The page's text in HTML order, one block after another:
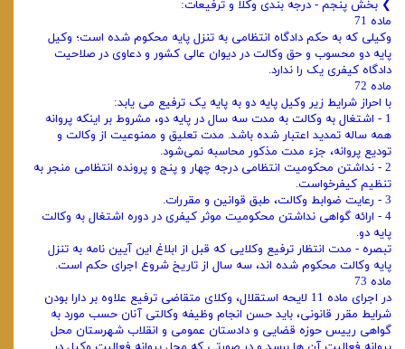
❯ بخش پنجم - درجه ‌بندی وکلا و ترفیعات:
ماده 71
وکیلی که به حکم دادگاه انتظامی به تنزل پایه محکوم شده است؛ وکیل
پایه دو محسوب و حق وکالت در دیوان عالی کشور و دعاوی در صلاحیت
دادگاه کیفری یک را ندارد.
ماده 72
با احراز شرایط زیر وکیل پایه دو به پایه یک ترفیع می یابد:
1 - اشتغال به وکالت به مدت سه سال در پایه دو، مشروط بر اینکه پروانه
همه ‌ساله تمدید اعتبار شده باشد. مدت تعلیق و ممنوعیت از وکالت و
تودیع پروانه، جزء مدت مذکور محاسبه نمی‌شود.
2 - نداشتن محکومیت انتظامی درجه چهار و پنج و پرونده انتظامی منجر به
تنظیم کیفرخواست.
3 - رعایت ضوابط وکالت، طبق قوانین و مقررات.
4 - ارائه گواهی نداشتن محکومیت موثر کیفری در دوره اشتغال به وکالت
پایه دو.
تبصره - مدت انتظار ترفیع وکلایی که قبل از ابلاغ این آیین نامه به تنزل
پایه وکالت محکوم شده‌ اند، سه سال از تاریخ شروع اجرای حکم است.
ماده 73
در اجرای ماده 11 لایحه استقلال، وکلای متقاضی ترفیع علاوه بر دارا بودن
شرایط مقرر قانونی، باید حسن انجام ‌وظیفه وکالتی آنان حسب مورد به
گواهی رییس حوزه قضایی و دادستان عمومی و انقلاب شهرستان محل